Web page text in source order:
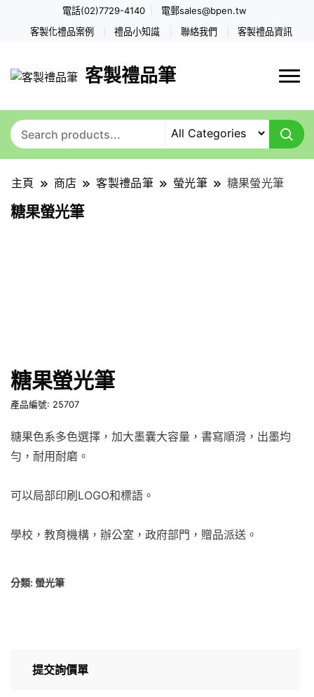
電話(02)7729-4140 電郵sales@bpen.tw
客製化禮品案例 禮品小知識 聯絡我們 客製禮品資訊
客製禮品筆
主頁 商店 客製禮品筆 螢光筆 糖果螢光筆
糖果螢光筆
糖果螢光筆
產品編號: 25707
糖果色系多色選擇，加大墨囊大容量，書寫順滑，出墨均
勻，耐用耐磨。
可以局部印刷LOGO和標語。
學校，教育機構，辦公室，政府部門，贈品派送。
分類: 螢光筆
提交詢價單